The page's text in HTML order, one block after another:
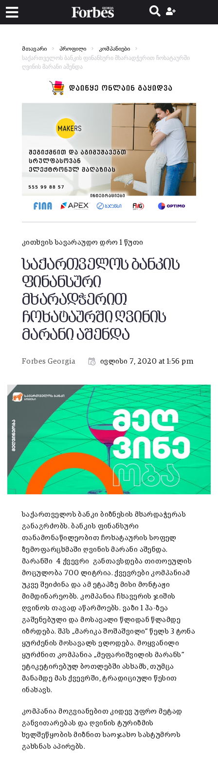
მთავარი პროფილი კომპანიები
საქართველოს ბანკის ფინანსური მხარადჭერით ჩოხატაურში
ღვინის მარანი აშენდა
კითხვის სავარაუდო დრო 1 წუთი
საქართველოს ბანკის
ფინანსური
მხარადჭერით
ჩოხატაურში ღვინის
მარანი აშენდა
Forbes Georgia ივლისი 7, 2020 at 1:56 pm
საქართველოს ბანკი ბიზნესის მხარდაჭერას
განაგრძობს. ბანკის ფინანსური
თანამონაწილეობით ჩოხატაურის სოფელ
ზემოფარცხმაში ღვინის მარანი აშენდა.
მარანში 4 ქვევრი განთავსდება თითოეულის
მოცულობა 700 ლიტრია. ქვევრები კომპანიამ
უკვე შეიძინა და ამ ეტაპზე მისი მონტაჟი
მიმდინარეობს. კომპანია ჩხავერის ჯიშის
ღვინოს თავად აწარმოებს. ვაზი 1 ჰა-ზეა
გაშენებული და მოსავალი წლიდან წლამდე
იზრდება. შპს „მარიკა შოშაშვილი“ წელს 3 ტონა
ყურძენის მოსავალს ელოდება. მოყვანილი
ყურძნით კომპანია „მეფარიშვილის მარანს“
ეტიკეტირებულ ბოთლებში ასხამს, თუმცა
მანამდე მას ქვევრში, ტრადიციული წესით
ინახავს.
კომპანია მოგვიანებით კიდევ უფრო მეტად
განვითარებას და ღვინის ტურიზმის
ხელშეწყობის მიზნით საოჯახო სასტუმროს
გახსნას აპირებს.